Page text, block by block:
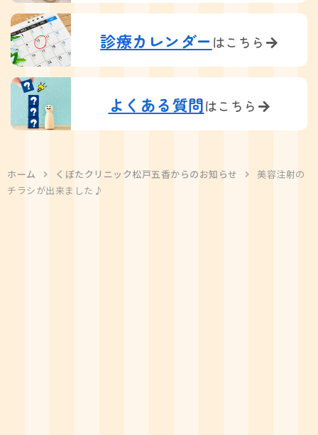
診療カレンダーはこちら
よくある質問はこちら
ホーム くぼたクリニック松戸五香からのお知らせ
美容注射の
チラシが出来ました♪